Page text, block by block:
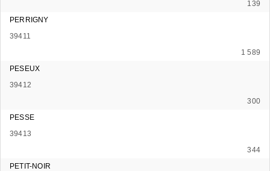
139
PERRIGNY
39411
1 589
PESEUX
39412
300
PESSE
39413
344
PETIT-NOIR